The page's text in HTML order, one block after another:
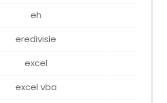
eh
eredivisie
excel
excel vba